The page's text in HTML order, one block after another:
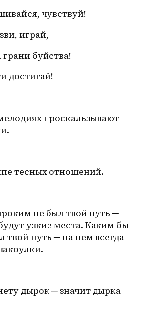
чувствуй!
играй,
буйства!
достигай!
проскальзывают
тесных отношений.
не был твой путь ─
узкие места. Каким бы
твой путь ─ на нем всегда
дырок ─ значит дырка